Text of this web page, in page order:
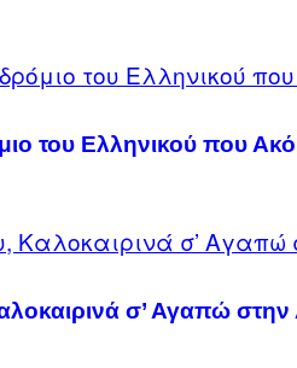
του Ελληνικού που
σ’ Αγαπώ στην